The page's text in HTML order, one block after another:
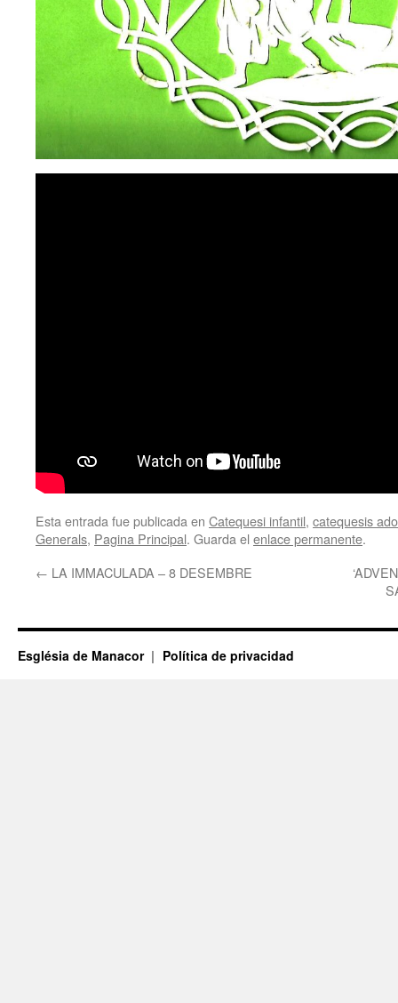
Esta entrada fue publicada en Catequesi infantil, catequesis
Generals, Pagina Principal. Guarda el enlace permanente.
← LA IMMACULADA – 8 DESEMBRE
Església de Manacor Política de privacidad